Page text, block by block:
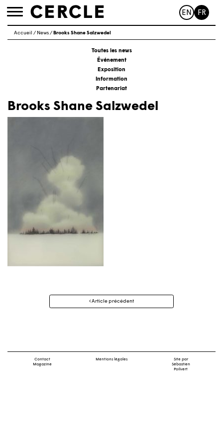
Toggle
EN FR
Accueil / News/ Brooks Shane Salzwedel
Toutes les news
Événement
Exposition
Information
Partenariat
Brooks Shane Salzwedel
Navigation
Article précédent
Contact
Magazine
Mentions légales
Site par
Sébastien
Poilvert